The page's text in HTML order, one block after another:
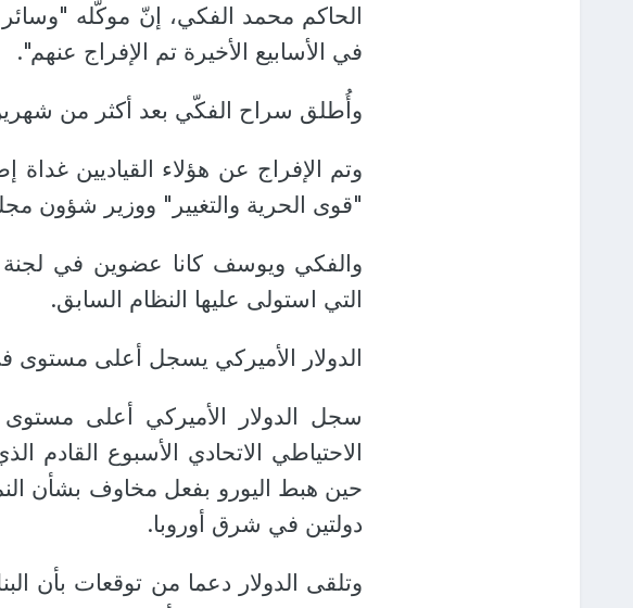
الحاكم محمد الفكي، إنّ موكّله "وسائر
في الأسابيع الأخيرة تم الإفراج عنهم".
وأُطلق سراح الفكّي بعد أكثر من شهرين على
وتم الإفراج عن هؤلاء القياديين
"قوى الحرية والتغيير" ووزير شؤون
والفكي ويوسف كانا عضوين في لجنة
التي استولى عليها النظام السابق.
الدولار الأميركي يسجل أعلى مستوى في 5
سجل الدولار الأميركي أعلى
الاحتياطي الاتحادي الأسبوع القادم
حين هبط اليورو بفعل مخاوف بشأن
دولتين في شرق أوروبا.
وتلقى الدولار دعما من توقعات بأن